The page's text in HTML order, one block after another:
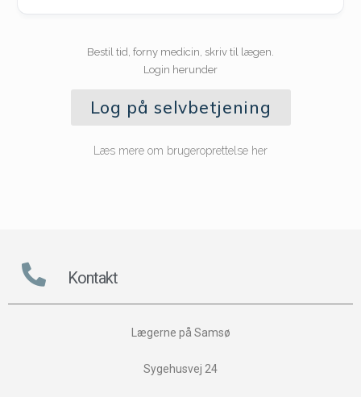
Bestil tid, forny medicin, skriv til lægen.
Login herunder
Log på selvbetjening
Læs mere om brugeroprettelse her
Kontakt
Lægerne på Samsø
Sygehusvej 24